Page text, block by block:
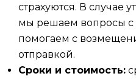
страхуются. В случае
мы решаем вопросы с
помогаем с
отправкой.
Сроки и стоимость: